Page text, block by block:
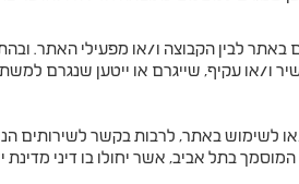
לבין הקבוצה ו/או מפעילי האתר.
ו/או עקיף, שייגרם או ייטען שנגרם
לשימוש באתר, לרבות בקשר לשירותים
בתל אביב, אשר יחולו בו דיני מדינת